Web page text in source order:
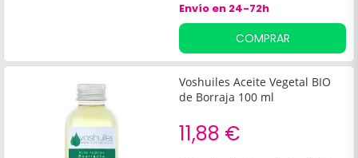
menopausia. Sus principios
activos reducen:Sofocos.
Cambios de humor. Además,
beneficia la eliminación del
dolor, aportando un mayor
confort y bienestar.
Envío en 24-72h
COMPRAR
Voshuiles Aceite Vegetal BIO
de Borraja 100 ml
11,88 €